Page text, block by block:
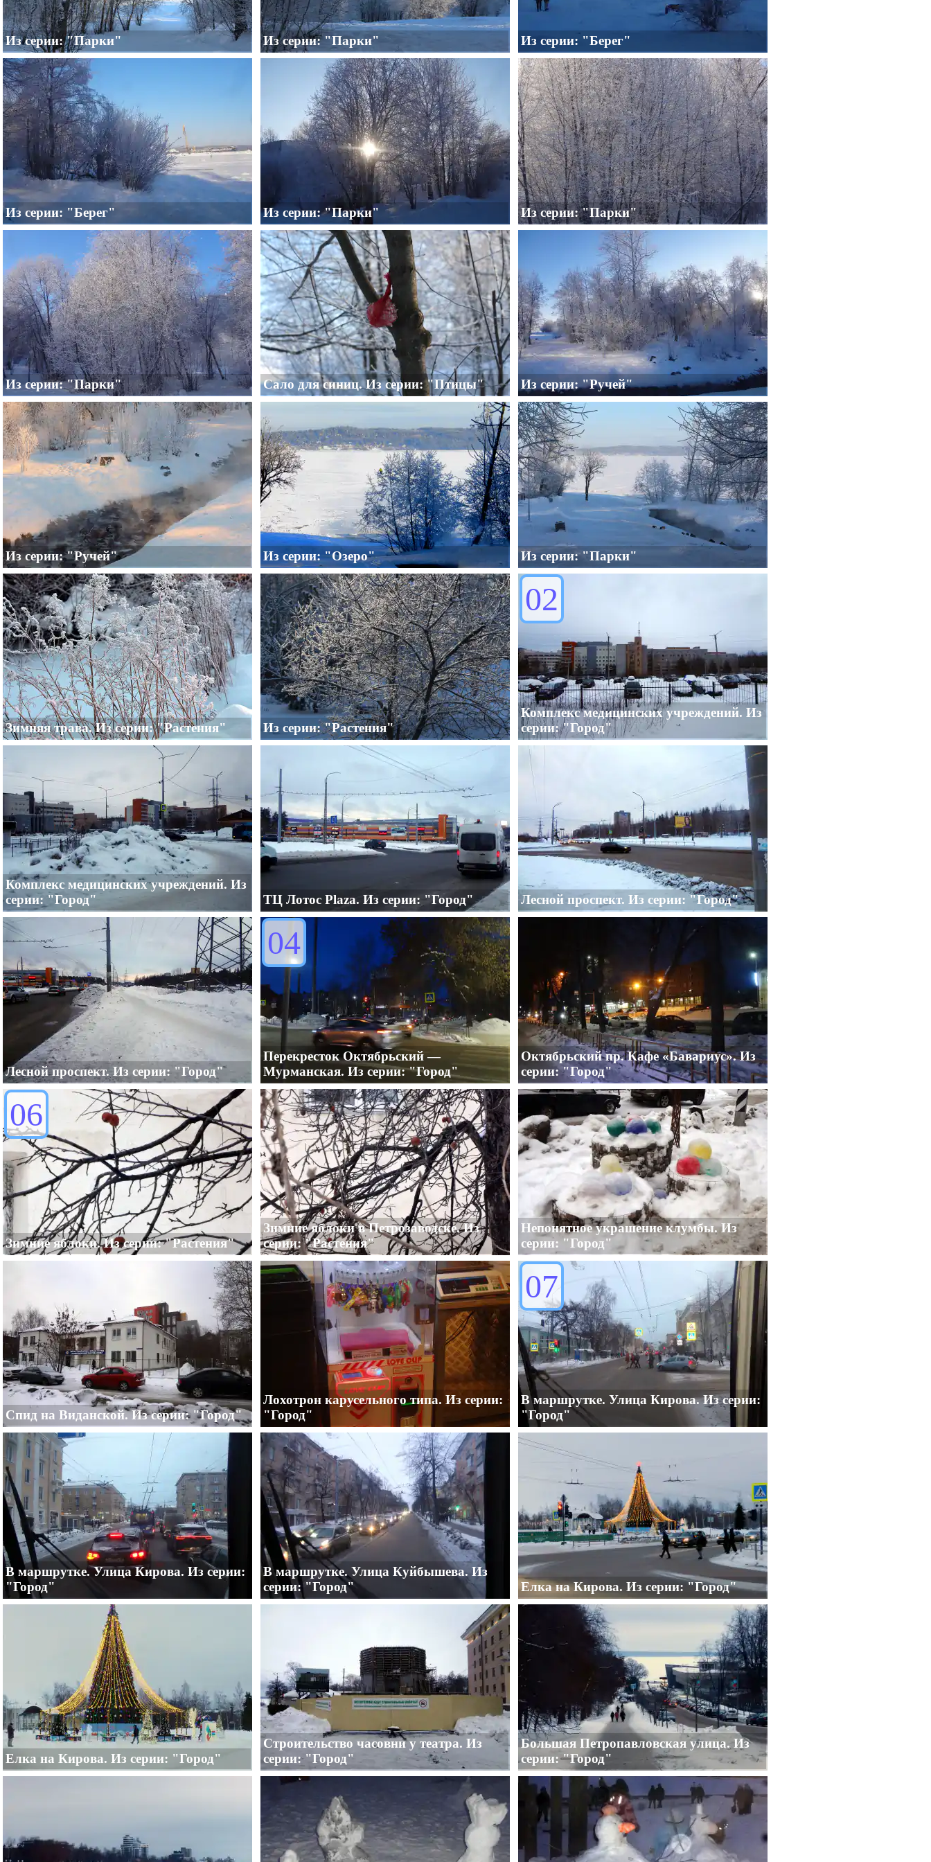
Из серии: "Парки" Из серии: "Парки" Из серии: "Берег"
Из серии: "Берег" Из серии: "Парки" Из серии: "Парки"
Из серии: "Парки" Сало для синиц. Из серии: "Птицы" Из серии: "Ручей"
Из серии: "Ручей" Из серии: "Озеро" Из серии: "Парки"
Зимняя трава. Из серии: "Растения" Из серии: "Растения"
02
Комплекс медицинских учреждений. Из
серии: "Город"
Комплекс медицинских учреждений. Из
серии: "Город"
ТЦ Лотос Plaza. Из серии: "Город" Лесной проспект. Из серии: "Город"
Лесной проспект. Из серии: "Город"
04
Перекресток Октябрьский —
Мурманская. Из серии: "Город"
Октябрьский пр. Кафе «Бавариус». Из
серии: "Город"
06
Зимние яблоки. Из серии: "Растения"
Зимние яблоки в Петрозаводске. Из
серии: "Растения"
Непонятное украшение клумбы. Из
серии: "Город"
Спид на Виданской. Из серии: "Город"
Лохотрон карусельного типа. Из серии:
"Город"
07
В маршрутке. Улица Кирова. Из серии:
"Город"
В маршрутке. Улица Кирова. Из серии:
"Город"
В маршрутке. Улица Куйбышева. Из
серии: "Город"
Елка на Кирова. Из серии: "Город"
Елка на Кирова. Из серии: "Город"
Строительство часовни у театра. Из
серии: "Город"
Большая Петропавловская улица. Из
серии: "Город"